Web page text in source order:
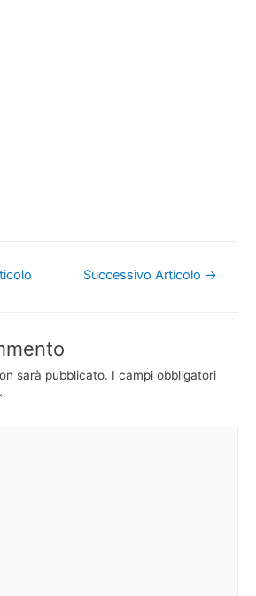
Successivo Articolo →
sarà pubblicato. I campi obbligatori